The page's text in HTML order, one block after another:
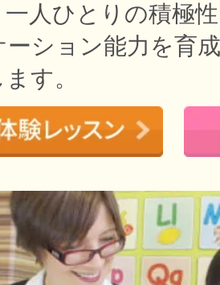
一人ひとりの積極
ーション能力を育
す。